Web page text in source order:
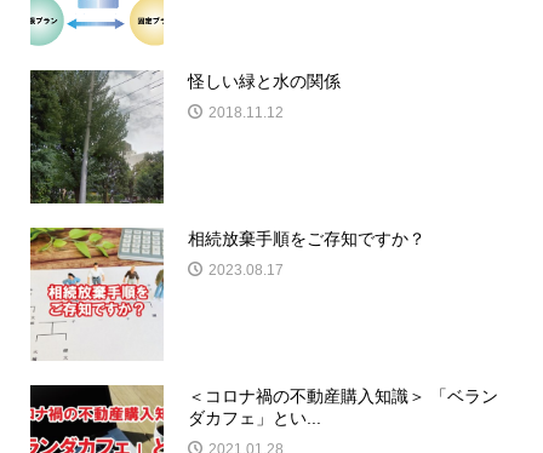
怪しい緑と水の関係
2018.11.12
相続放棄手順をご存知ですか？
2023.08.17
＜コロナ禍の不動産購入知識＞ 「ベラン
ダカフェ」とい...
2021.01.28